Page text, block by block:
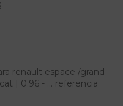
renault espace /grand
| 0.96 - ... referencia